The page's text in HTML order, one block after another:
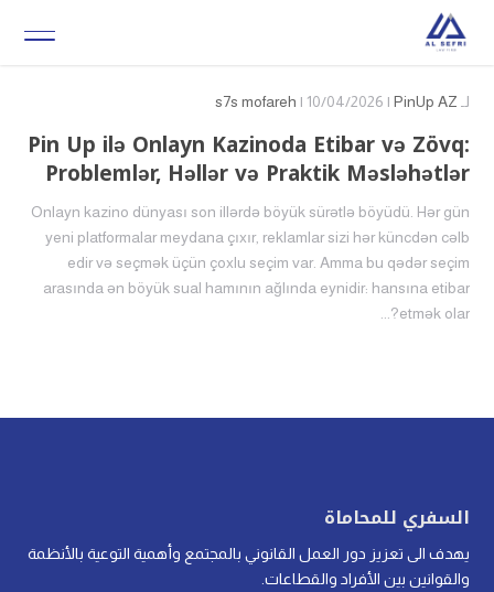
لـ s7s mofareh | 10/04/2026 | PinUp AZ
Pin Up ilə Onlayn Kazinoda Etibar və Zövq:
Problemlər, Həllər və Praktik Məsləhətlər
Onlayn kazino dünyası son illərdə böyük sürətlə böyüdü. Hər gün
yeni platformalar meydana çıxır, reklamlar sizi hər küncdən cəlb
edir və seçmək üçün çoxlu seçim var. Amma bu qədər seçim
arasında ən böyük sual hamının ağlında eynidir: hansına etibar
etmək olar?...
السفري للمحاماة
يهدف الى تعزيز دور العمل القانوني بالمجتمع وأهمية التوعية بالأنظمة
والقوانين بين الأفراد والقطاعات.